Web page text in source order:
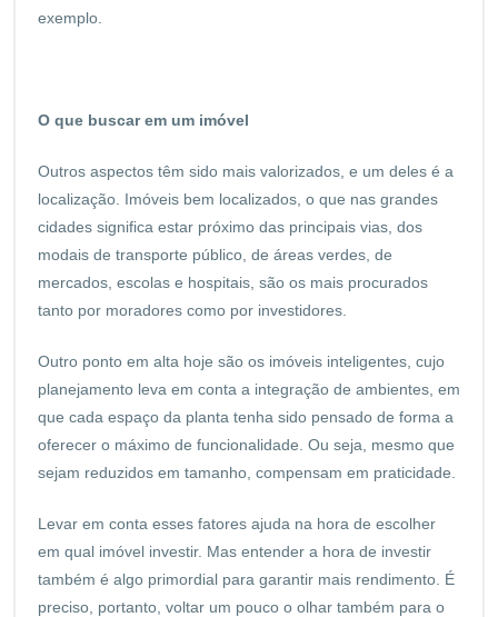
exemplo.
O que buscar em um imóvel
Outros aspectos têm sido mais valorizados, e um deles é a
localização. Imóveis bem localizados, o que nas grandes
cidades significa estar próximo das principais vias, dos
modais de transporte público, de áreas verdes, de
mercados, escolas e hospitais, são os mais procurados
tanto por moradores como por investidores.
Outro ponto em alta hoje são os imóveis inteligentes, cujo
planejamento leva em conta a integração de ambientes, em
que cada espaço da planta tenha sido pensado de forma a
oferecer o máximo de funcionalidade. Ou seja, mesmo que
sejam reduzidos em tamanho, compensam em praticidade.
Levar em conta esses fatores ajuda na hora de escolher
em qual imóvel investir. Mas entender a hora de investir
também é algo primordial para garantir mais rendimento. É
preciso, portanto, voltar um pouco o olhar também para o